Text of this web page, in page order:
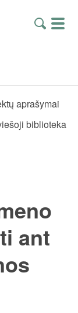
aprašymai
biblioteka
ant